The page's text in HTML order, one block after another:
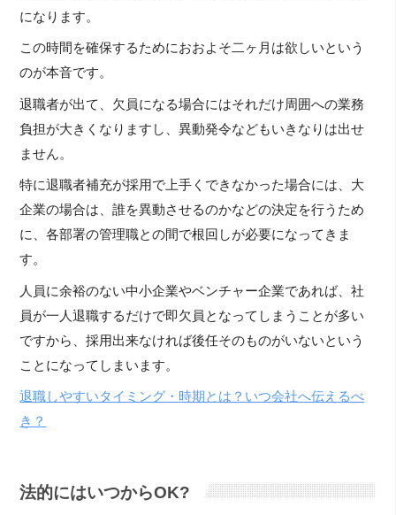
になります。
この時間を確保するためにおおよそ二ヶ月は欲しいという
のが本音です。
退職者が出て、欠員になる場合にはそれだけ周囲への業務
負担が大きくなりますし、異動発令などもいきなりは出せ
ません。
特に退職者補充が採用で上手くできなかった場合には、大
企業の場合は、誰を異動させるのかなどの決定を行うため
に、各部署の管理職との間で根回しが必要になってきま
す。
人員に余裕のない中小企業やベンチャー企業であれば、社
員が一人退職するだけで即欠員となってしまうことが多い
ですから、採用出来なければ後任そのものがいないという
ことになってしまいます。
退職しやすいタイミング・時期とは？いつ会社へ伝えるべ
き？
法的にはいつからOK?